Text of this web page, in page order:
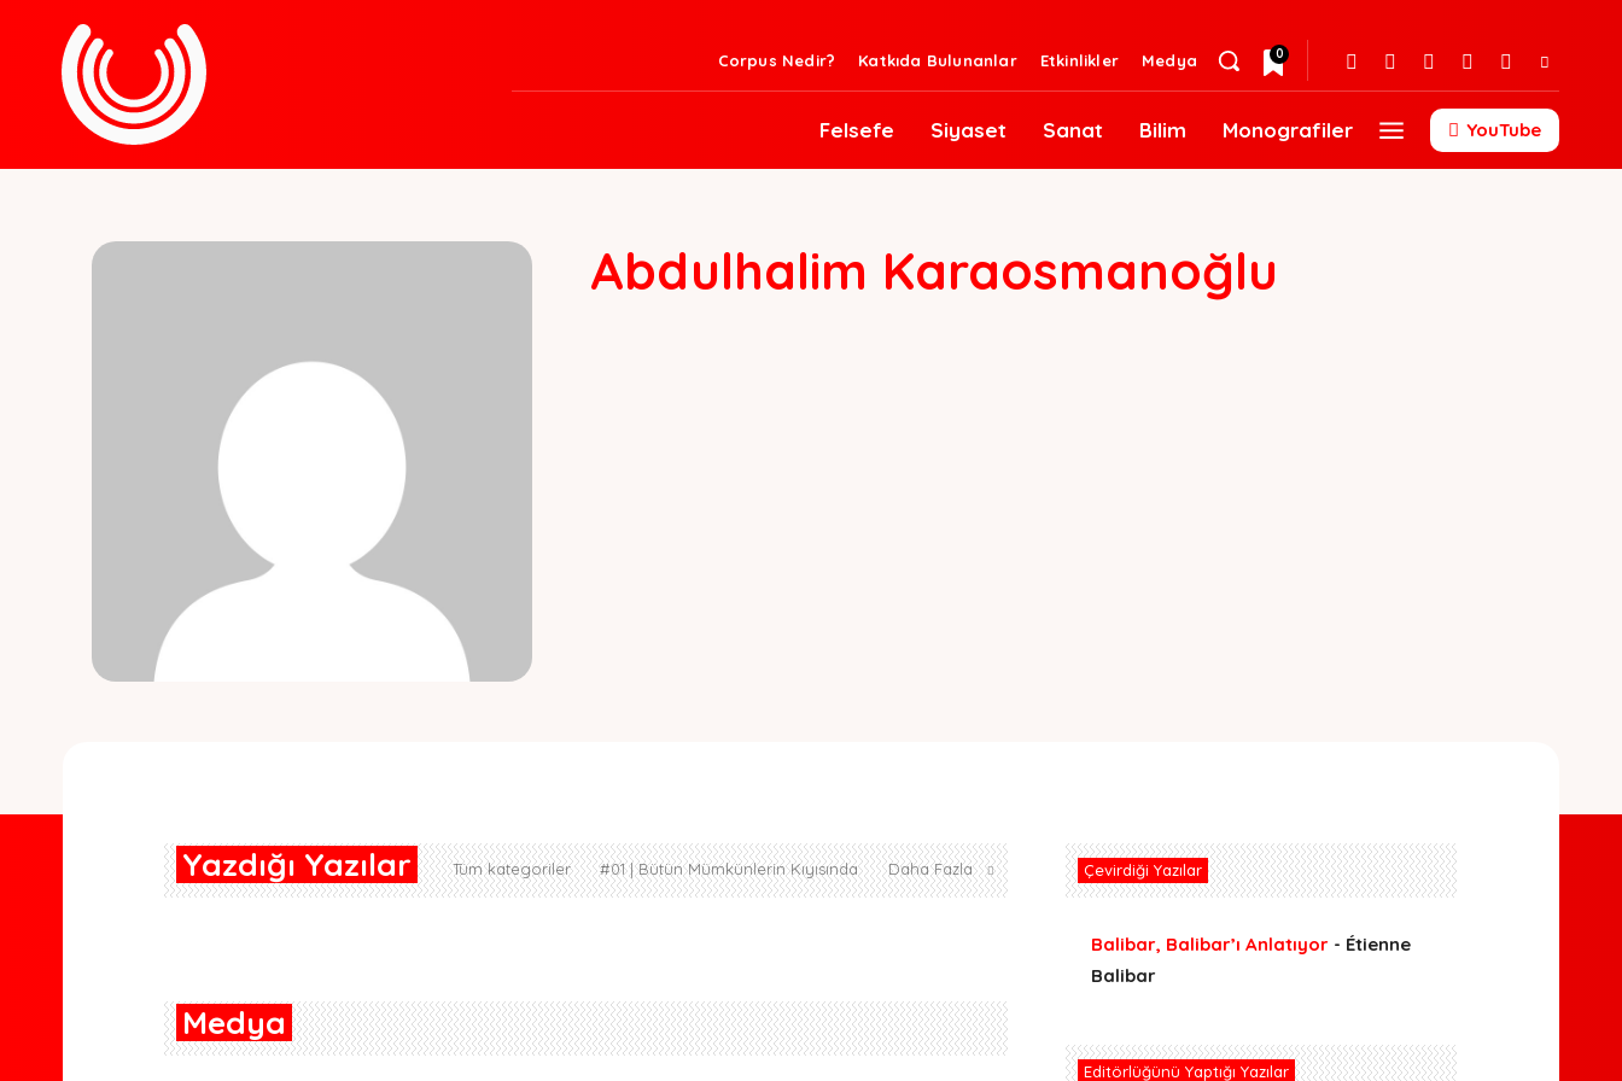
Corpus Nedir? Katkıda Bulunanlar Etkinlikler Medya 0
Felsefe Siyaset Sanat Bilim Monografiler YouTube
Abdulhalim Karaosmanoğlu
Yazdığı Yazılar Tüm kategoriler #01 | Bütün Mümkünlerin Kıyısında Daha Fazla
Medya
Çevirdiği Yazılar
Balibar, Balibar’ı Anlatıyor- Étienne
Balibar
Editörlüğünü Yaptığı Yazılar